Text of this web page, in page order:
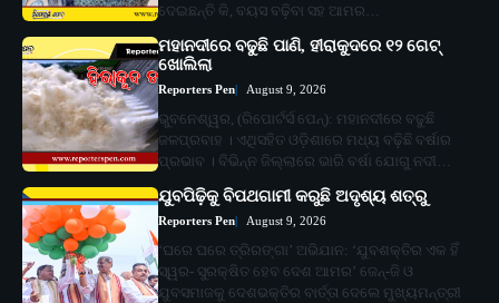
ଦେଇଛନ୍ତି କି, ବୟସ ବଢ଼ିବା ସହ ଆମର…
ମହାନଦୀରେ ବଢୁଛି ପାଣି, ହୀରାକୁଦରେ ୧୨ ଗେଟ୍
ଖୋଲିଲା
Reporters Pen August 9, 2026
ଭୁବନେଶ୍ୱର, (ରିପୋର୍ଟର୍ସ ପେନ୍‌): ମହାନଦୀରେ ବଢୁଛି
ଜଳପ୍ରବାହ । ଏଥିସହିତ ଓଡ଼ିଶାରେ ମଧ୍ୟ ବଢ଼ିଛି ବର୍ଷାର
ପ୍ରଭାବ । ବିଭିନ୍ନ ଜିଲ୍ଲାରେ ଭାରି ବର୍ଷା ଯୋଗୁ ନଦୀ…
ଯୁବପିଢ଼ିକୁ ବିପଥଗାମୀ କରୁଛି ଅଦୃଶ୍ୟ ଶତ୍ରୁ
Reporters Pen August 9, 2026
‘ଘରେ ଘରେ ତ୍ରିରଙ୍ଗା’ ଅଭିଯାନ: ‘ଯୁବଶକ୍ତିର ଏକ ହିଁ
ସ୍ୱର- ସୁରକ୍ଷିତ ହେବ ଦେଶ ଆମର’ ଜେନ୍‌-ଜି ଓ
ଯୁବସମାଜକୁ ଦେଶଭକ୍ତିର ବାର୍ତ୍ତା ଦେଲେ ମୁଖ୍ୟମନ୍ତ୍ରୀ